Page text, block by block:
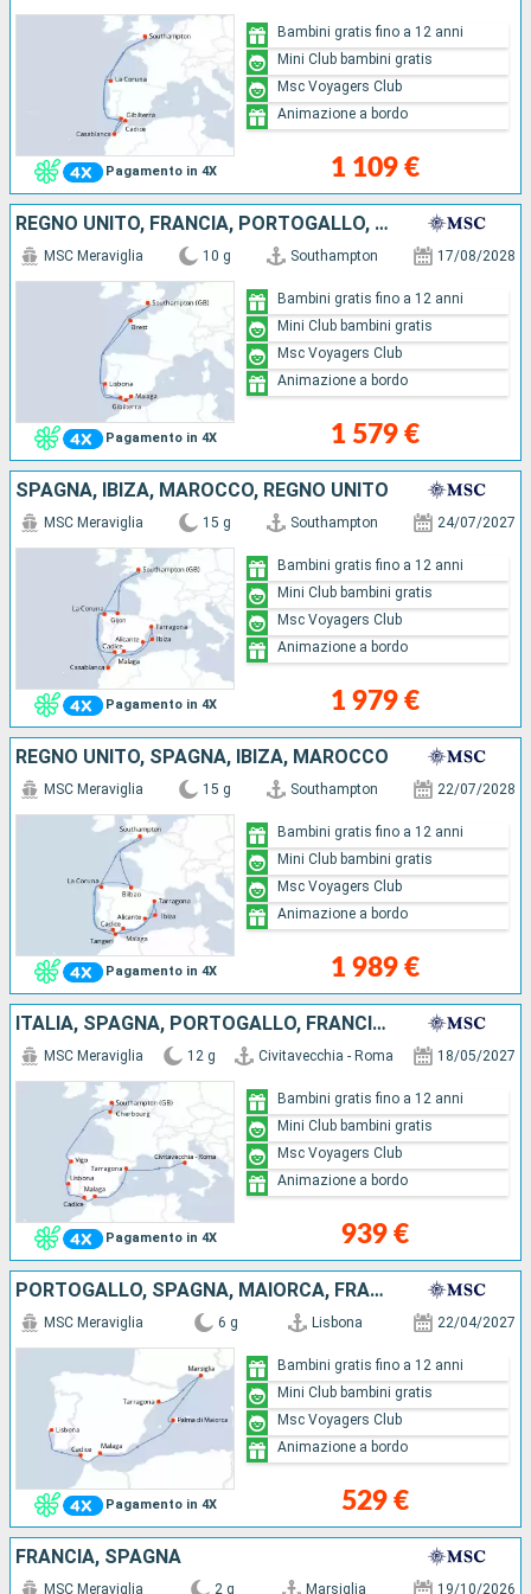
Pagamento in 4X 1 109 €
Bambini gratis fino a 12 anni
Mini Club bambini gratis
Msc Voyagers Club
Animazione a bordo
REGNO UNITO, FRANCIA, PORTOGALLO, GIBILTERRA, SPAGNA
Pagamento in 4X
MSC Meraviglia 10 g Southampton 17/08/2028
1 579 €
Bambini gratis fino a 12 anni
Mini Club bambini gratis
Msc Voyagers Club
Animazione a bordo
SPAGNA, IBIZA, MAROCCO, REGNO UNITO
Pagamento in 4X
MSC Meraviglia 15 g Southampton 24/07/2027
1 979 €
Bambini gratis fino a 12 anni
Mini Club bambini gratis
Msc Voyagers Club
Animazione a bordo
REGNO UNITO, SPAGNA, IBIZA, MAROCCO
Pagamento in 4X
MSC Meraviglia 15 g Southampton 22/07/2028
1 989 €
Bambini gratis fino a 12 anni
Mini Club bambini gratis
Msc Voyagers Club
Animazione a bordo
ITALIA, SPAGNA, PORTOGALLO, FRANCIA, REGNO UNITO
Pagamento in 4X
MSC Meraviglia 12 g Civitavecchia - Roma 18/05/2027
939 €
Bambini gratis fino a 12 anni
Mini Club bambini gratis
Msc Voyagers Club
Animazione a bordo
PORTOGALLO, SPAGNA, MAIORCA, FRANCIA
Pagamento in 4X
MSC Meraviglia 6 g Lisbona 22/04/2027
529 €
Bambini gratis fino a 12 anni
Mini Club bambini gratis
Msc Voyagers Club
Animazione a bordo
FRANCIA, SPAGNA
MSC Meraviglia 2 g Marsiglia 19/10/2026